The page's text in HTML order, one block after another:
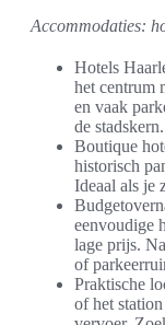
Accommodaties:
Hotels
het centrum
en vaak
de stadskern.
Boutique
historisch
Ideaal als je
eenvoudige
lage prijs.
of
Praktische
of het